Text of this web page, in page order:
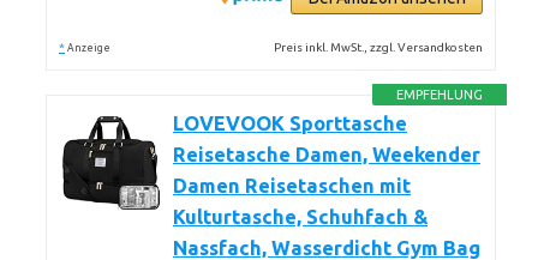
* Anzeige Preis inkl. MwSt., zzgl. Versandkosten
EMPFEHLUNG
LOVEVOOK Sporttasche
Reisetasche Damen, Weekender
Damen Reisetaschen mit
Kulturtasche, Schuhfach &
Nassfach, Wasserdicht Gym Bag